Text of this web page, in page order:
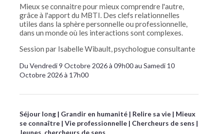
Mieux se connaitre pour mieux comprendre l'autre,
grâce à l'apport du MBTI. Des clefs relationnelles
utiles dans la sphère personnelle ou professionnelle,
dans un monde où les interactions sont complexes.
Session par Isabelle Wibault, psychologue consultante
Du Vendredi 9 Octobre 2026 à 09h00 au Samedi 10
Octobre 2026 à 17h00
Séjour long Grandir en humanité Relire sa vie
Mieux
se connaître Vie professionnelle
Chercheurs de sens
Jeunes, chercheurs de sens